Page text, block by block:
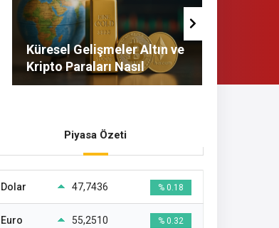
Küresel Gelişmeler Altın ve
Kripto Paraları Nasıl
Etkiliyor?
Piyasa Özeti
Dolar 47,7436 % 0.18
Euro 55,2510 % 0.32